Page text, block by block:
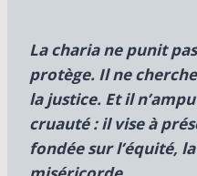
La charia ne punit
protège. Il ne
la justice. Et il
cruauté : il vise à
fondée sur l’équité,